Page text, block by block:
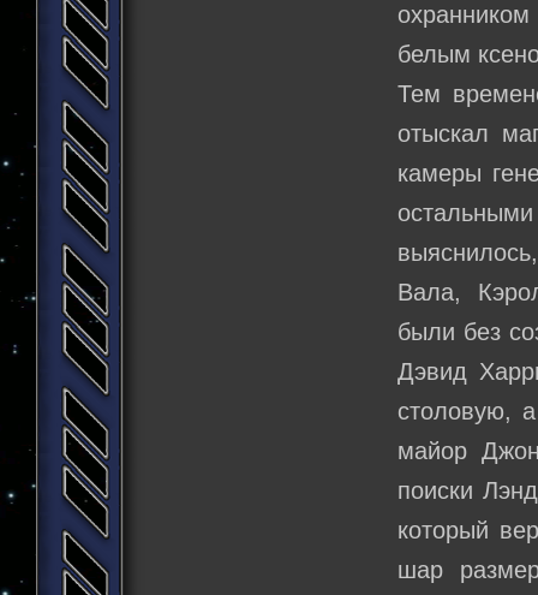
белым
Тем
отыскал
камеры
Вала,
были без
Дэвид
столовую,
майор
поиски
который
шар